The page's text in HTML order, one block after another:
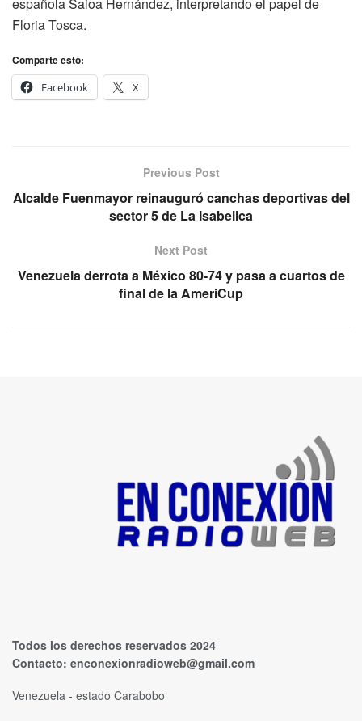
Floria Tosca.
Comparte esto:
Facebook
X
Previous Post
Alcalde Fuenmayor reinauguró canchas deportivas del
sector 5 de La Isabelica
Next Post
Venezuela derrota a México 80-74 y pasa a cuartos de
final de la AmeriCup
Todos los derechos reservados 2024
Contacto: enconexionradioweb@gmail.com
Venezuela - estado Carabobo